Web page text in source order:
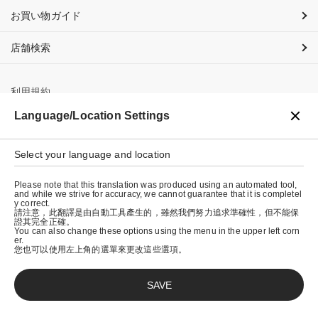
お買い物ガイド
店舗検索
利用規約
プライバシーポリシー
特定商取引法に基づく表示
会社概要
© graniph inc.
Language/Location Settings
Select your language and location
Please note that this translation was produced using an automated tool,
and while we strive for accuracy, we cannot guarantee that it is completel
y correct.
請注意，此翻譯是由自動工具產生的，雖然我們努力追求準確性，但不能保
證其完全正確。
You can also change these options using the menu in the upper left corn
er.
您也可以使用左上角的選單來更改這些選項。
SAVE